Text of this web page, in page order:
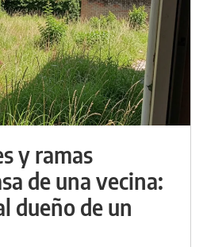
y ramas
de una vecina:
dueño de un